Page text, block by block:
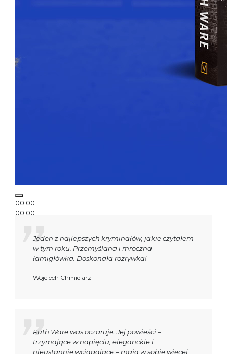
00:00
00:00
Jeden z najlepszych kryminałów, jakie czytałem
w tym roku. Przemyślana i mroczna
łamigłówka. Doskonała rozrywka!
Wojciech Chmielarz
Ruth Ware was oczaruje. Jej powieści –
trzymające w napięciu, eleganckie i
nieustannie wciągające – mają w sobie więcej